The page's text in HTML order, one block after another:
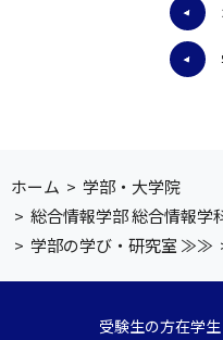
ホーム > 学部・大学院
> 総合情報学部 総合情報学
> 学部の学び・研究室 ≫≫
受験生の方在学